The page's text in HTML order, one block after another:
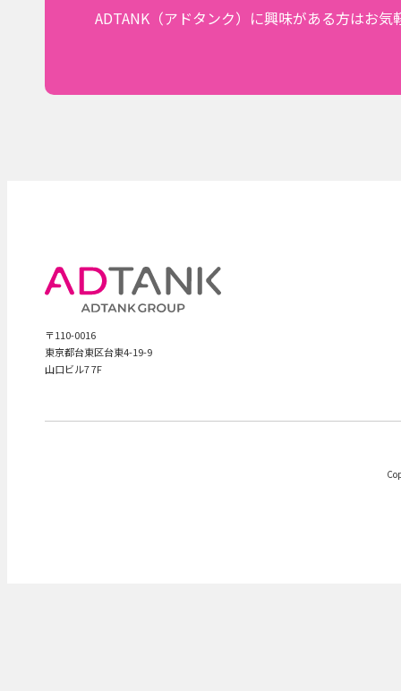
ADTANK（アドタンク）に興味がある方はお
〒110-0016
東京都台東区台東4-19-9
山口ビル7 7F